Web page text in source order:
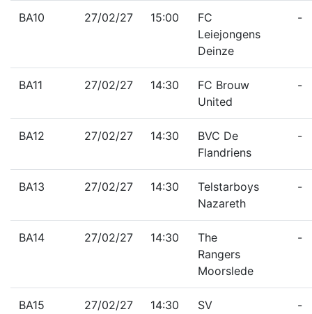
BA10 27/02/27 15:00
FC
Leiejongens
Deinze
-
BA11 27/02/27 14:30
FC Brouw
United
-
BA12 27/02/27 14:30
BVC De
Flandriens
-
BA13 27/02/27 14:30
Telstarboys
Nazareth
-
BA14 27/02/27 14:30
The
Rangers
Moorslede
-
BA15 27/02/27 14:30
SV
-